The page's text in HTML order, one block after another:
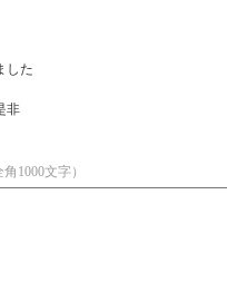
した
非
1000文字）